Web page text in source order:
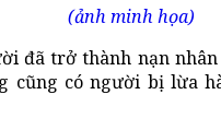
(ảnh minh họa)
đã trở thành nạn
cũng có người bị lừa